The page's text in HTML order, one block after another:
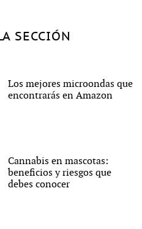
SECCIÓN
Los mejores microondas que
encontrarás en Amazon
Cannabis en mascotas:
beneficios y riesgos que
debes conocer